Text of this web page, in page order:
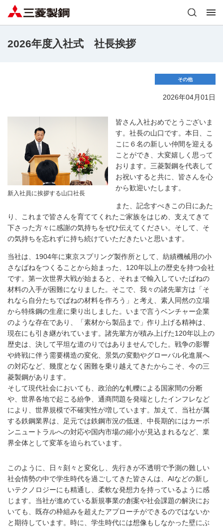
2026年度入社式 社長挨拶
その他
2026年04月01日
新入社員に挨拶する山口社長
皆さん入社おめでとうございま
す。社長の山口です。本日、こ
こに６名の新しい仲間を迎える
ことができ、大変嬉しく思って
おります。三菱製鋼を代表して
お祝いすると共に、皆さんを心
から歓迎いたします。
また、記念すべきこの日にあた
り、これまで皆さんを育ててくれたご家族をはじめ、支えてきて
下さった方々に感謝の気持ちをぜひ伝えてください。そして、そ
の気持ちを忘れずに持ち続けていただきたいと思います。
当社は、1904年に東京スプリング製作所として、紡績機械用の小
さなばねをつくることから始まった、120年以上の歴史を持つ会社
です。第一次世界大戦が始まると、それまで輸入していたばねの
材料の入手が困難になりました。そこで、我々の諸先輩方は「そ
れなら自分たちでばねの材料を作ろう」と考え、素人同然の立場
から特殊鋼の生産に乗り出しました。いまで言うベンチャー企業
のような存在であり、「素材から製品まで」作り上げる精神は、
現在にも引き継がれています。諸先輩方が積み上げた120年以上の
歴史は、決して平坦な道のりではありませんでした。戦争の影響
や終戦に伴う需要構造の変化、景気の変動やグローバル化進展へ
の対応など、幾度となく困難を乗り越えてきたからこそ、今の三
菱製鋼があります。
そして現代社会においても、政治的な軋轢による国家間の分断
や、世界各地で起こる紛争、通商問題を発端としたインフレなど
により、世界規模で不確実性が増しています。加えて、当社が属
する鉄鋼業界は、足元では鉄鋼市況の低迷、中長期的にはカーボ
ンニュートラルへの対応や国内市場の縮小が見込まれるなど、業
界全体として変革を迫られています。
このように、日々刻々と変化し、先行きが不透明で予測の難しい
社会情勢の中で学生時代を過ごしてきた皆さんは、AIなどの新し
いテクノロジーにも精通し、柔軟な発想力を持っているように感
じます。当社が進めている新規事業の創案や社会課題の解決にお
いても、既存の枠組みを超えたアプローチができるのではないか
と期待しています。時に、学生時代には想像もしなかった壁にぶ